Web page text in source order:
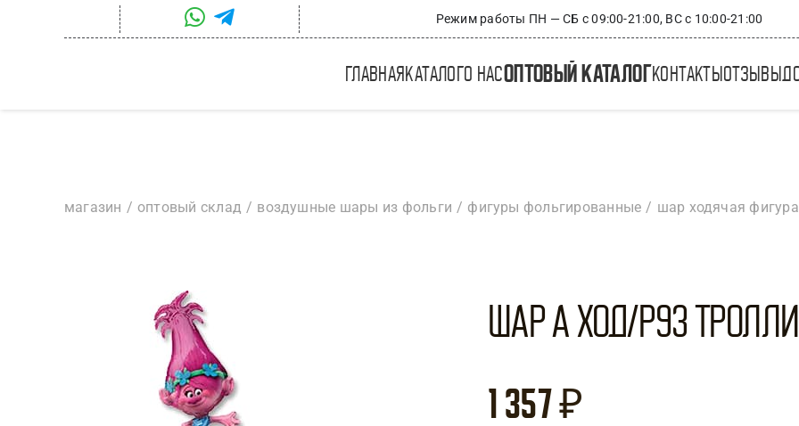
Режим работы ПН — СБ с 09:00-21:00, ВС с 10:00-21:00
главная каталого насоптовый каталогконтакты отзывы
магазин оптовый склад воздушные шары из фольги фигуры фольгированные шар ходячая фигура
Шар А ХОД/Р93
1 357₽